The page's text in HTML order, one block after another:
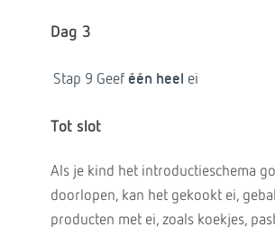
Dag 3
Stap 9 Geef één heel ei
Tot slot
Als je kind het introductieschema
doorlopen, kan het gekookt ei,
producten met ei, zoals koekjes,